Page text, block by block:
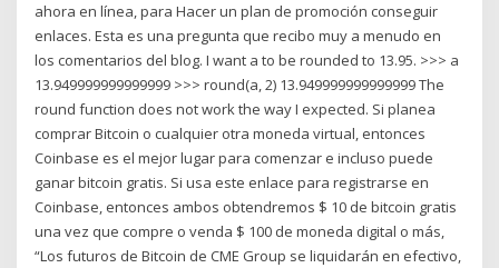
ahora en línea, para Hacer un plan de promoción conseguir
enlaces. Esta es una pregunta que recibo muy a menudo en
los comentarios del blog. I want a to be rounded to 13.95. >>> a
13.949999999999999 >>> round(a, 2) 13.949999999999999 The
round function does not work the way I expected. Si planea
comprar Bitcoin o cualquier otra moneda virtual, entonces
Coinbase es el mejor lugar para comenzar e incluso puede
ganar bitcoin gratis. Si usa este enlace para registrarse en
Coinbase, entonces ambos obtendremos $ 10 de bitcoin gratis
una vez que compre o venda $ 100 de moneda digital o más,
“Los futuros de Bitcoin de CME Group se liquidarán en efectivo,